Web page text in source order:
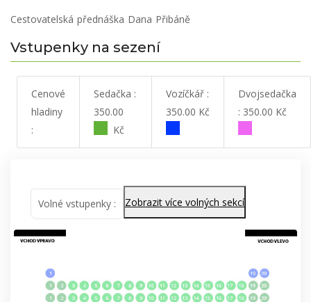
Cestovatelská přednáška Dana Přibáně
Vstupenky na sezení
Cenové
hladiny
:
Sedačka :
350.00
Kč
Vozíčkář :
350.00 Kč
Dvojsedačka
: 350.00 Kč
Volné vstupenky : Zobrazit více volných sekcí